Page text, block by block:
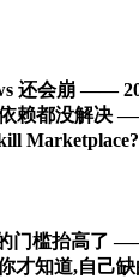
还会崩 ——
赖都没解决
门槛抬高了
知道,自己缺